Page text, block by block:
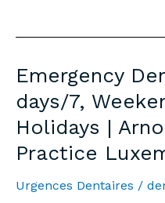
Musson
7j/7,
Week-
end
et
Fériés
Emergency
days/7,
Holidays |
Practice
Urgences Dentaires /